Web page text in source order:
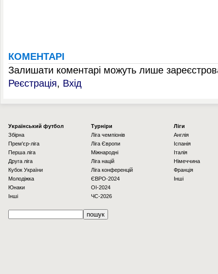
КОМЕНТАРІ
Залишати коментарі можуть лише
Реєстрація, Вхід
Українcький футбол
Збірна
Прем'єр-ліга
Перша ліга
Друга ліга
Кубок України
Молодіжка
Юнаки
Інші
Турніри
Ліга чемпіонів
Ліга Європи
Міжнародні
Ліга націй
Ліга конференцій
ЄВРО-2024
OI-2024
ЧС-2026
Ліги
Англія
Іспанія
Італія
Німеччина
Франція
Інші